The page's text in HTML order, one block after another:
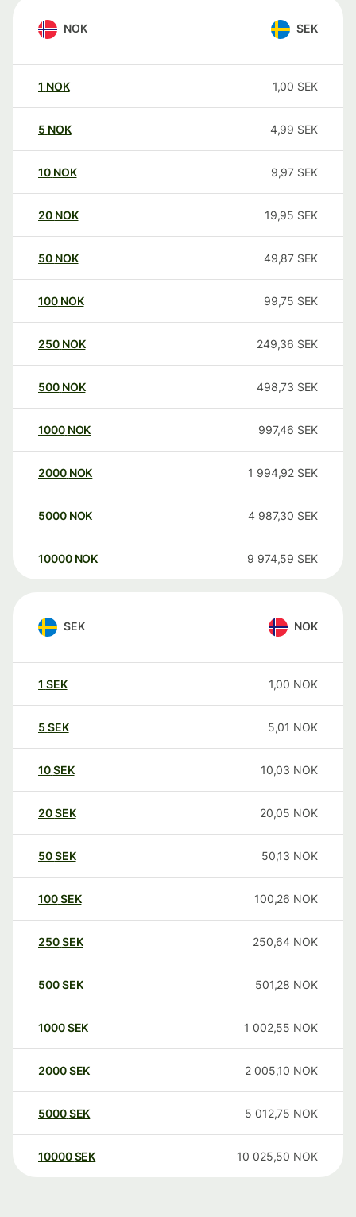
NOK SEK
1 NOK 1,00 SEK
5 NOK 4,99 SEK
10 NOK 9,97 SEK
20 NOK 19,95 SEK
50 NOK 49,87 SEK
100 NOK 99,75 SEK
250 NOK 249,36 SEK
500 NOK 498,73 SEK
1000 NOK 997,46 SEK
2000 NOK 1 994,92 SEK
5000 NOK 4 987,30 SEK
10000 NOK 9 974,59 SEK
SEK NOK
1 SEK 1,00 NOK
5 SEK 5,01 NOK
10SEK 10,03 NOK
20SEK 20,05 NOK
50SEK 50,13 NOK
100SEK 100,26 NOK
250SEK 250,64 NOK
500SEK 501,28 NOK
1000SEK 1 002,55 NOK
2000SEK 2 005,10 NOK
5000SEK 5 012,75 NOK
10000 SEK 10 025,50 NOK